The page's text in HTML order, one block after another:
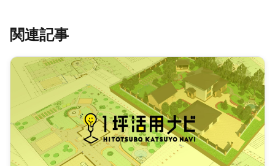
関連記事